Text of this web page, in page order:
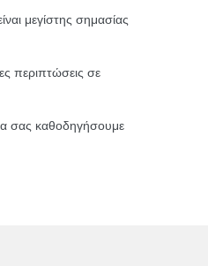
μεγίστης σημασίας
περιπτώσεις σε
σας καθοδηγήσουμε